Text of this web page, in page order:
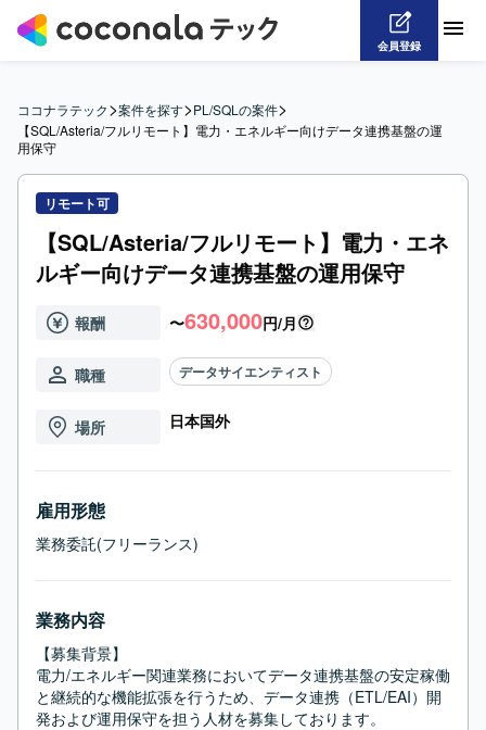
会員登録
ココナラテック>案件を探す>PL/SQLの案件>
【SQL/Asteria/フルリモート】電力・エネルギー向けデータ連携基盤の運
用保守
リモート可
【SQL/Asteria/フルリモート】電力・エネ
ルギー向けデータ連携基盤の運用保守
報酬 〜630,000円/月
職種 データサイエンティスト
場所 日本国外
雇用形態
業務委託(フリーランス)
業務内容
【募集背景】
電力/エネルギー関連業務においてデータ連携基盤の安定稼働
と継続的な機能拡張を行うため、データ連携（ETL/EAI）開
発および運用保守を担う人材を募集しております。